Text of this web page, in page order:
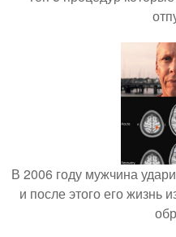
В 2006 году мужчина
и после этого его